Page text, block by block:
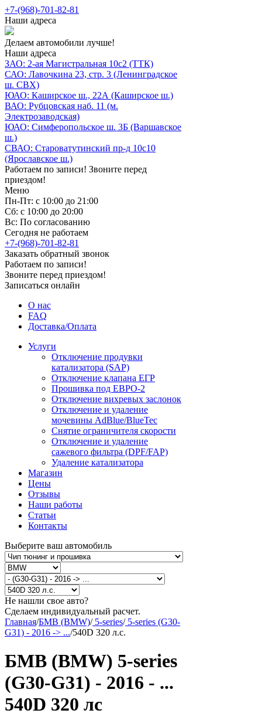
+7-(968)-701-82-81
Наши адреса
Делаем автомобили лучше!
Наши адреса
ЗАО: 2-ая Магистральная 10с2 (ТТК)
САО: Лавочкина 23, стр. 3 (Ленинградское
ш. СВХ)
ЮАО: Каширское ш., 22А (Каширское ш.)
ВАО: Рубцовская наб. 11 (м.
Электрозаводская)
ЮАО: Симферопольское ш. 3Б (Варшавское
ш.)
СВАО: Староватутинский пр-д 10с10
(Ярославское ш.)
Работаем по записи! Звоните перед
приездом!
Меню
Пн-Пт: с 10:00 до 21:00
Сб: с 10:00 до 20:00
Вс: По согласованию
Сегодня не работаем
+7-(968)-701-82-81
Заказать обратный звонок
Работаем по записи!
Звоните перед приездом!
Записаться онлайн
О нас
FAQ
Доставка/Оплата
Услуги
Отключение продувки
катализатора (SAP)
Отключение клапана ЕГР
Прошивка под ЕВРО-2
Отключение вихревых заслонок
Отключение и удаление
мочевины AdBlue/BlueTec
Снятие ограничителя скорости
Отключение и удаление
сажевого фильтра (DPF/FAP)
Удаление катализатора
Магазин
Цены
Отзывы
Наши работы
Статьи
Контакты
Выберите ваш автомобиль
Не нашли свое авто?
Сделаем индивидуальный расчет.
Главная/БМВ (BMW)/5-series/5-series (G30-
G31) - 2016 -> .../540D 320 л.с.
БМВ (BMW) 5-series
(G30-G31) - 2016 - ...
540D 320 лс